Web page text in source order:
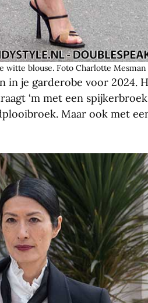
witte blouse. Foto Charlotte Mesman
je garderobe voor 2024.
‘m met een
Maar ook met